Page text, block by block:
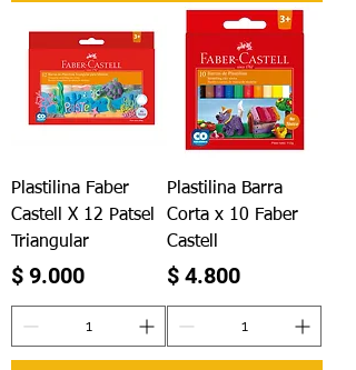
Plastilina Faber
Castell X 12 Patsel
Triangular
Precio
$ 9.000
Plastilina Barra
Corta x 10 Faber
Castell
Precio
$ 4.800